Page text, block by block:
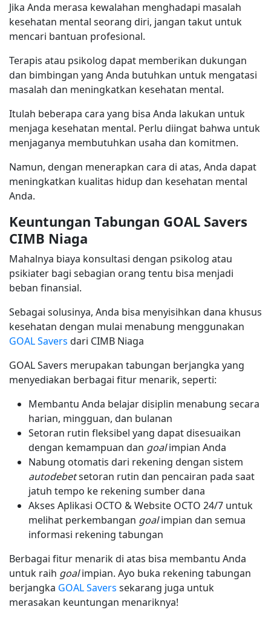
Jika Anda merasa kewalahan menghadapi masalah
kesehatan mental seorang diri, jangan takut untuk
mencari bantuan profesional.
Terapis atau psikolog dapat memberikan dukungan
dan bimbingan yang Anda butuhkan untuk mengatasi
masalah dan meningkatkan kesehatan mental.
Itulah beberapa cara yang bisa Anda lakukan untuk
menjaga kesehatan mental. Perlu diingat bahwa untuk
menjaganya membutuhkan usaha dan komitmen.
Namun, dengan menerapkan cara di atas, Anda dapat
meningkatkan kualitas hidup dan kesehatan mental
Anda.
Keuntungan Tabungan GOAL Savers
CIMB Niaga
Mahalnya biaya konsultasi dengan psikolog atau
psikiater bagi sebagian orang tentu bisa menjadi
beban finansial.
Sebagai solusinya, Anda bisa menyisihkan dana khusus
kesehatan dengan mulai menabung menggunakan
GOAL Savers dari CIMB Niaga
GOAL Savers merupakan tabungan berjangka yang
menyediakan berbagai fitur menarik, seperti:
Membantu Anda belajar disiplin menabung secara
harian, mingguan, dan bulanan
Setoran rutin fleksibel yang dapat disesuaikan
dengan kemampuan dan goalimpian Anda
Nabung otomatis dari rekening dengan sistem
autodebetsetoran rutin dan pencairan pada saat
jatuh tempo ke rekening sumber dana
Akses Aplikasi OCTO & Website OCTO 24/7 untuk
melihat perkembangan goalimpian dan semua
informasi rekening tabungan
Berbagai fitur menarik di atas bisa membantu Anda
untuk raih goalimpian. Ayo buka rekening tabungan
berjangka GOAL Savers sekarang juga untuk
merasakan keuntungan menariknya!